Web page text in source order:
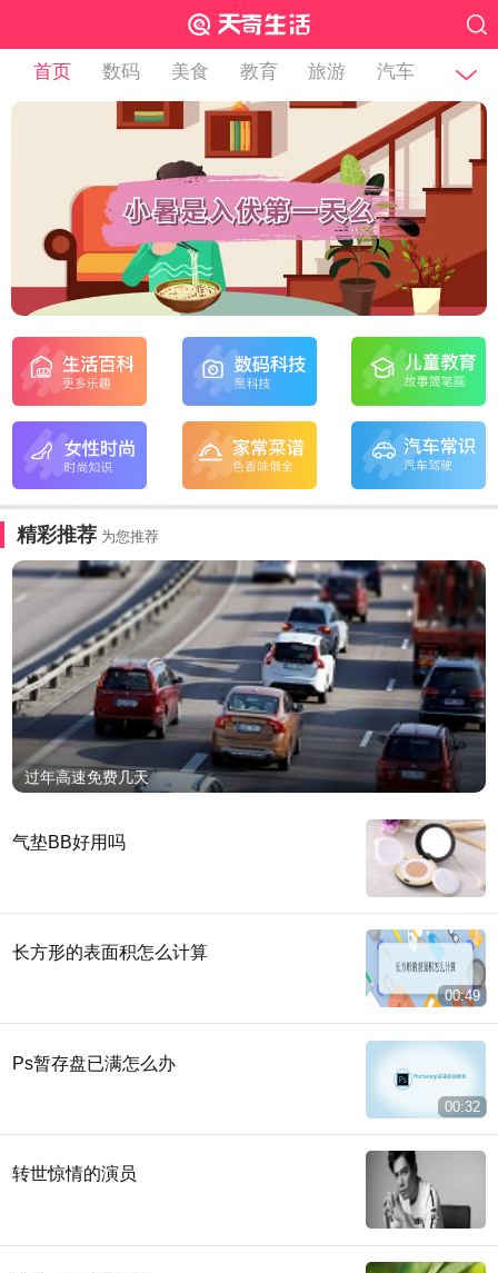
首页 数码 美食 教育 旅游 汽车
精彩推荐 为您推荐
过年高速免费几天
气垫BB好用吗
长方形的表面积怎么计算
00:49
Ps暂存盘已满怎么办
00:32
转世惊情的演员